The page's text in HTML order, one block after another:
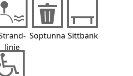
linje
Soptunna Sittbänk